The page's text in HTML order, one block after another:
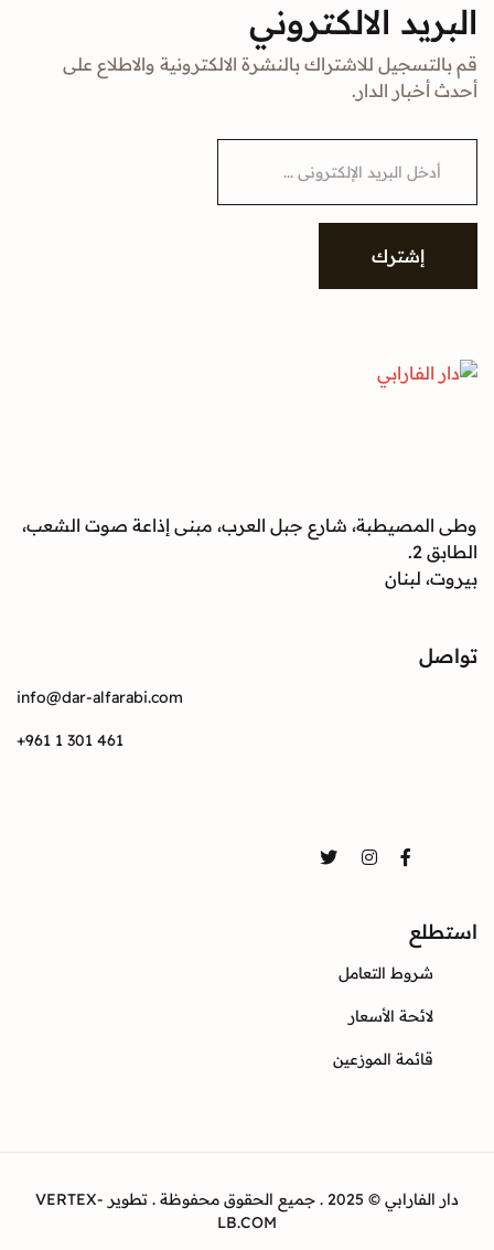
البريد الالكتروني
قم بالتسجيل للاشتراك بالنشرة الالكترونية والاطلاع على
أحدث أخبار الدار.
i
إشترك
وطى المصيطبة، شارع جبل العرب، مبنى إذاعة صوت الشعب،
الطابق 2.
بيروت، لبنان
تواصل
info@dar-alfarabi.com
+961 1 301 461
Facebook
Instagram
Twitter
استطلع
شروط التعامل
لائحة الأسعار
قائمة الموزعين
دار الفارابي © 2025 . جميع الحقوق محفوظة . تطوير VERTEX-
LB.COM